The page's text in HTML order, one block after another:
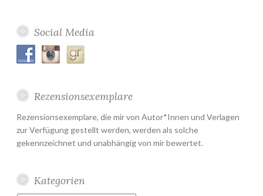
Social Media
Rezensionsexemplare
Rezensionsexemplare, die mir von Autor*Innen und Verlagen
zur Verfügung gestellt werden, werden als solche
gekennzeichnet und unabhängig von mir bewertet.
Kategorien